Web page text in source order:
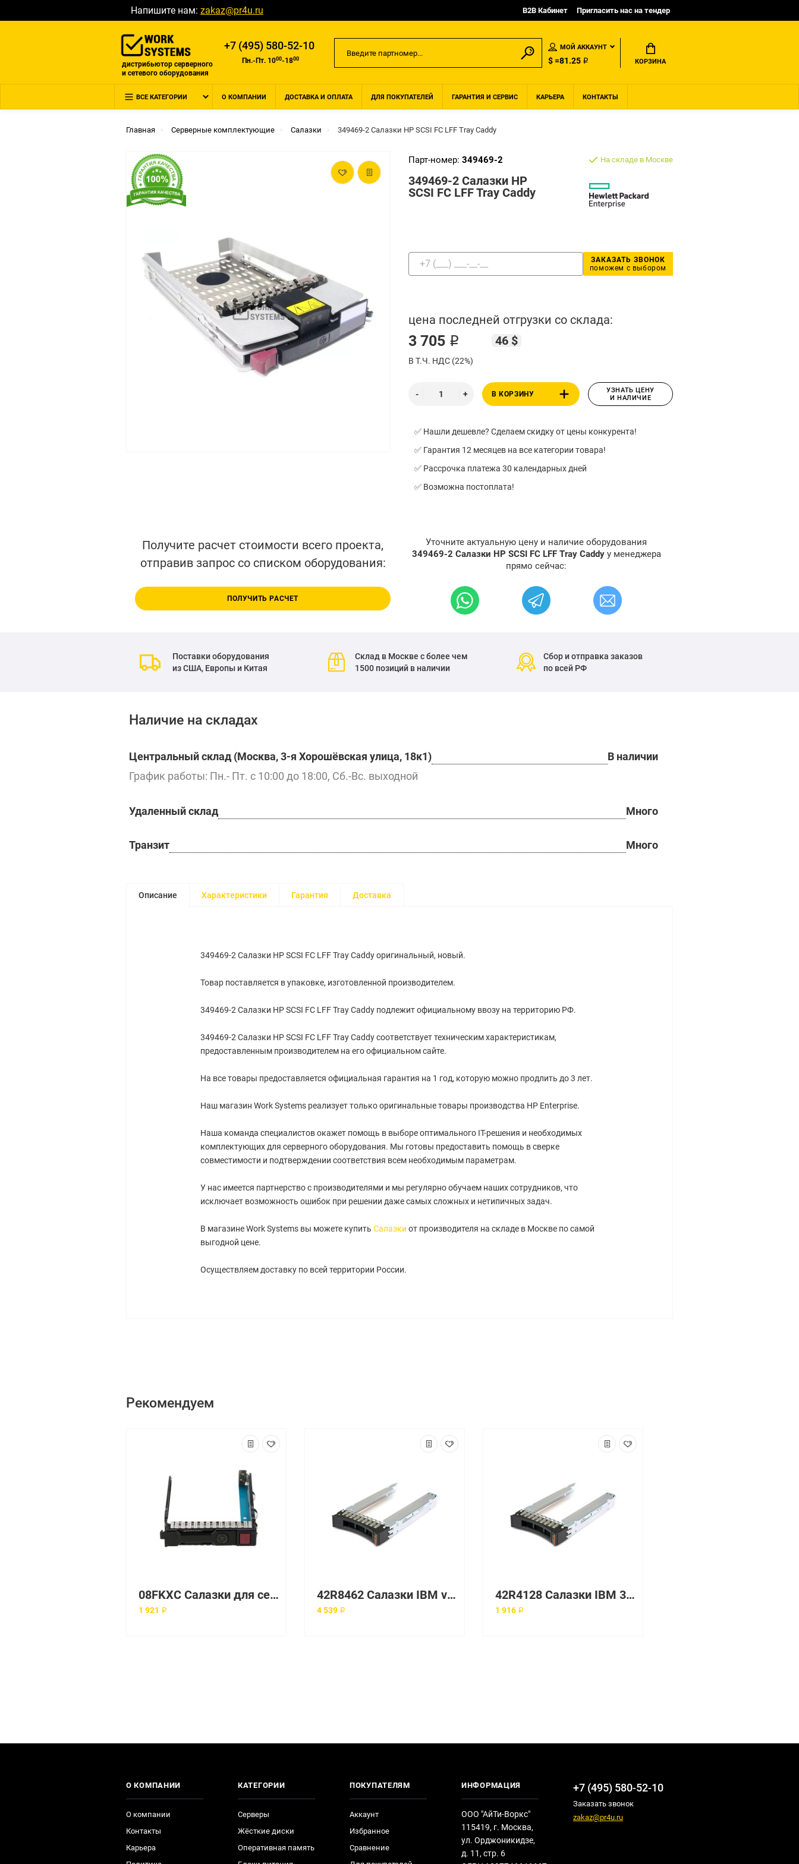
Напишите нам: zakaz@pr4u.ru B2B Кабинет Пригласить нас на тендер
дистрибьютор серверного
и сетевого оборудования
+7 (495) 580-52-10
Пн.-Пт. 1000-1800
МОЙ АККАУНТ
$ =81.25 ₽ КОРЗИНА
ВСЕ КАТЕГОРИИ О КОМПАНИИ ДОСТАВКА И ОПЛАТА ДЛЯ ПОКУПАТЕЛЕЙ ГАРАНТИЯ И СЕРВИС КАРЬЕРА КОНТАКТЫ
Главная Серверные комплектующие Салазки 349469-2 Салазки НР SCSI FC LFF Tray Caddy
Парт-номер: 349469-2
349469-2 Салазки НР
SCSI FC LFF Tray Caddy
На складе в Москве
ЗАКАЗАТЬ ЗВОНОК
поможем с выбором
цена последней отгрузки со склада:
3 705 ₽ 46 $
В Т.Ч. НДС (22%)
В КОРЗИНУ
УЗНАТЬ ЦЕНУ
И НАЛИЧИЕ
✅ Нашли дешевле? Сделаем скидку от цены конкурента!
✅ Гарантия 12 месяцев на все категории товара!
✅ Рассрочка платежа 30 календарных дней
✅ Возможна постоплата!
Получите расчет стоимости всего проекта,
отправив запрос со списком оборудования:
ПОЛУЧИТЬ РАСЧЕТ
Уточните актуальную цену и наличие оборудования
349469-2 Салазки НР SCSI FC LFF Tray Caddy у менеджера
прямо сейчас:
Поставки оборудования
из США, Европы и Китая
Склад в Москве с более чем
1500 позиций в наличии
Сбор и отправка заказов
по всей РФ
Наличие на складах
Центральный склад (Москва, 3-я Хорошёвская улица, 18к1)
В наличии
График работы: Пн.- Пт. с 10:00 до 18:00, Сб.-Вс. выходной
Удаленный склад Много
Транзит Много
Описание Характеристики Гарантия Доставка
349469-2 Салазки НР SCSI FC LFF Tray Caddy оригинальный, новый.
Товар поставляется в упаковке, изготовленной производителем.
349469-2 Салазки НР SCSI FC LFF Tray Caddy подлежит официальному ввозу на территорию РФ.
349469-2 Салазки НР SCSI FC LFF Tray Caddy cоответствует техническим характеристикам,
предоставленным производителем на его официальном сайте.
На все товары предоставляется официальная гарантия на 1 год, которую можно продлить до 3 лет.
Наш магазин Work Systems реализует только оригинальные товары производства HP Enterprise.
Наша команда специалистов окажет помощь в выборе оптимального IT-решения и необходимых
комплектующих для серверного оборудования. Мы готовы предоставить помощь в сверке
совместимости и подтверждении соответствия всем необходимым параметрам.
У нас имеется партнерство с производителями и мы регулярно обучаем наших сотрудников, что
исключает возможность ошибок при решении даже самых сложных и нетипичных задач.
В магазине Work Systems вы можете купить Салазки от производителя на складе в Москве по самой
выгодной цене.
Осуществляем доставку по всей территории России.
Рекомендуем
08FKXC Салазки для серверов Dell 2.5" Hard Drive Tray Caddy PowerEdge G13 8FKXC
1 921 ₽
42R8462 Салазки IBM v3700 3.5 Hard Drive Tray для 2.5 HDD
4 539 ₽
42R4128 Салазки IBM 35 SAS/SATA Tray x3650 x3500 M2 M3 DS3400 EXP3000
1 916 ₽
О КОМПАНИИ
О компании
Контакты
Карьера
КАТЕГОРИИ
Серверы
Жёсткие диски
Оперативная память
ПОКУПАТЕЛЯМ
Аккаунт
Избранное
Сравнение
ИНФОРМАЦИЯ
ООО "АйТи-Воркс"
115419, г. Москва,
ул. Орджоникидзе,
д. 11, стр. 6
+7 (495) 580-52-10
Заказать звонок
zakaz@pr4u.ru